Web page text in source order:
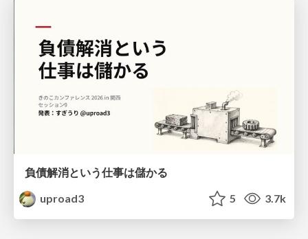
負債解消という仕事は儲かる
uproad3
5 3.7k